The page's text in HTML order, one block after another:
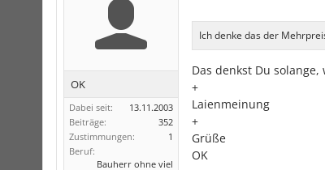
OK
Dabei seit:
13.11.2003
Beiträge:
352
Zustimmungen:
1
Beruf:
Bauherr ohne viel
Ich denke das der
Das denkst Du
+
Laienmeinung
+
Grüße
OK